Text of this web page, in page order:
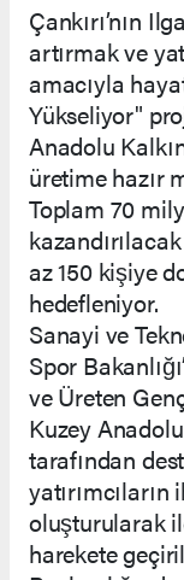
Çankırı’nın
artırmak ve
amacıyla
Yükseliyor"
Anadolu
üretime hazır
Toplam 70
az 150 kişiye
hedefleniyor.
Sanayi ve
Spor
ve Üreten
Kuzey
tarafından
oluşturularak
harekete